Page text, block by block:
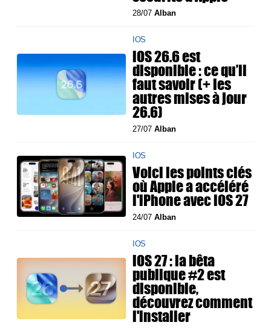
28/07Alban
IOS
iOS 26.6 est
disponible : ce qu’il
faut savoir (+ les
autres mises à jour
26.6)
27/07Alban
IOS
Voici les points clés
où Apple a accéléré
l'iPhone avec iOS 27
24/07Alban
IOS
iOS 27 : la bêta
publique #2 est
disponible,
découvrez comment
l'installer